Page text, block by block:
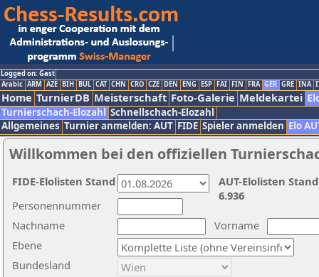
Logged on: Gast
Arabic ARM AZE BIH BUL CAT CHN CRO CZE DEN ENG ESP FAI FIN FRA GER GRE INA
Home TurnierDB Meisterschaft Foto-Galerie Meldekartei
Turnierschach-Elozahl Schnellschach-Elozahl
Allgemeines Turnier anmelden: AUT FIDE Spieler anmelden Elo
Willkommen bei den offiziellen
Nachname
Vorname
Ebene
Personennummer
Bundesland
AUT-Elolisten
6.936
FIDE-Elolisten Stand